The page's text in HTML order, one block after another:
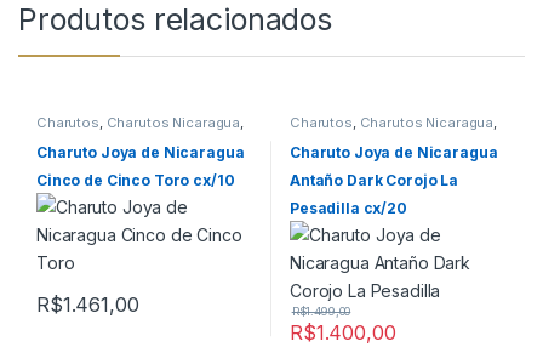
Produtos relacionados
Charutos, Charutos Nicaragua,
Produtos
Charuto Joya de Nicaragua
Cinco de Cinco Toro cx/10
R$1.461,00
Charutos, Charutos Nicaragua,
Produtos
Charuto Joya de Nicaragua
Antaño Dark Corojo La
Pesadilla cx/20
R$1.400,00
R$1.499,00